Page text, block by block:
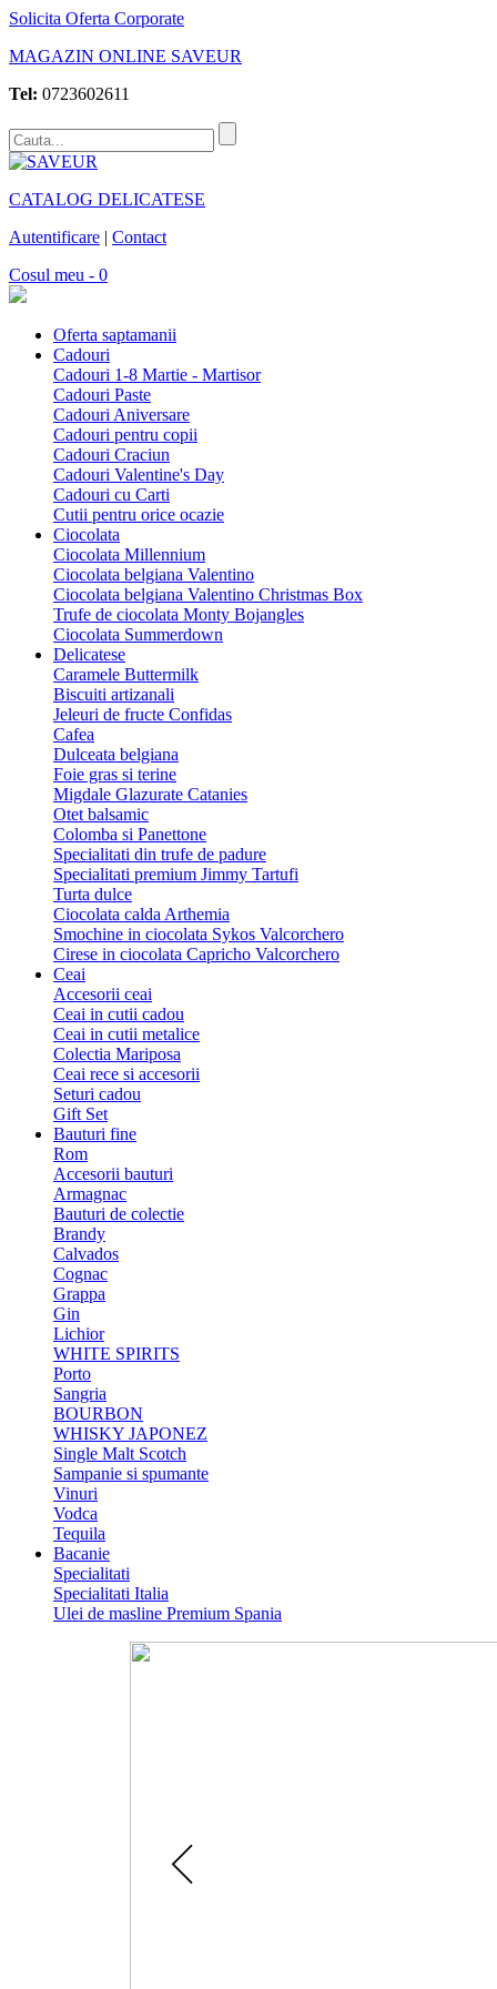
Solicita Oferta Corporate
MAGAZIN ONLINE SAVEUR
Tel: 0723602611
CATALOG DELICATESE
Autentificare | Contact
Cosul meu - 0
Oferta saptamanii
Cadouri
Cadouri 1-8 Martie - Martisor
Cadouri Paste
Cadouri Aniversare
Cadouri pentru copii
Cadouri Craciun
Cadouri Valentine's Day
Cadouri cu Carti
Cutii pentru orice ocazie
Ciocolata
Ciocolata Millennium
Ciocolata belgiana Valentino
Ciocolata belgiana Valentino Christmas Box
Trufe de ciocolata Monty Bojangles
Ciocolata Summerdown
Delicatese
Caramele Buttermilk
Biscuiti artizanali
Jeleuri de fructe Confidas
Cafea
Dulceata belgiana
Foie gras si terine
Migdale Glazurate Catanies
Otet balsamic
Colomba si Panettone
Specialitati din trufe de padure
Specialitati premium Jimmy Tartufi
Turta dulce
Ciocolata calda Arthemia
Smochine in ciocolata Sykos Valcorchero
Cirese in ciocolata Capricho Valcorchero
Ceai
Accesorii ceai
Ceai in cutii cadou
Ceai in cutii metalice
Colectia Mariposa
Ceai rece si accesorii
Seturi cadou
Gift Set
Bauturi fine
Rom
Accesorii bauturi
Armagnac
Bauturi de colectie
Brandy
Calvados
Cognac
Grappa
Gin
Lichior
WHITE SPIRITS
Porto
Sangria
BOURBON
WHISKY JAPONEZ
Single Malt Scotch
Sampanie si spumante
Vinuri
Vodca
Tequila
Bacanie
Specialitati
Specialitati Italia
Ulei de masline Premium Spania